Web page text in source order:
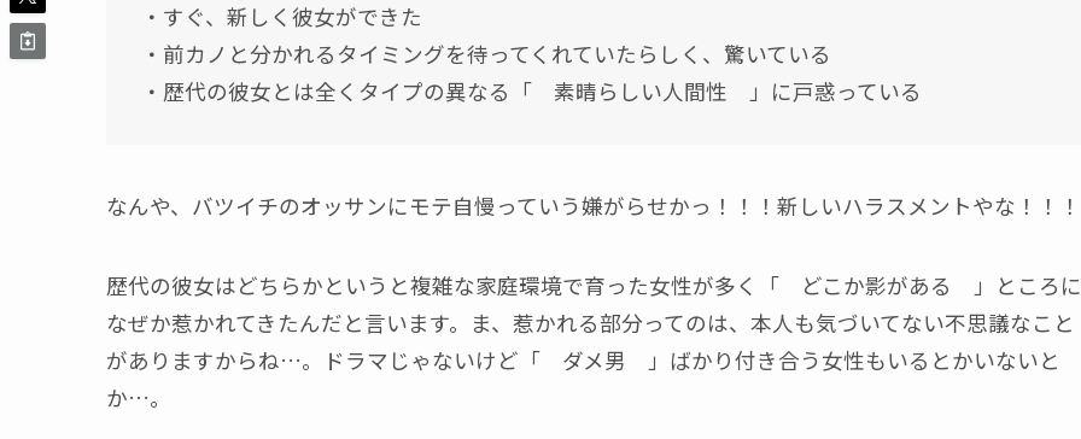
・すぐ、新しく彼女ができた
・前カノと分かれるタイミングを待ってくれていたらしく、驚いている
・歴代の彼女とは全くタイプの異なる「 素晴らしい人間性 」に戸惑っている
なんや、バツイチのオッサンにモテ自慢っていう嫌がらせかっ！！！新しいハラスメントやな！！！
歴代の彼女はどちらかというと複雑な家庭環境で育った女性が多く「 どこか影がある 」ところに
なぜか惹かれてきたんだと言います。ま、惹かれる部分ってのは、本人も気づいてない不思議なこと
がありますからね…。ドラマじゃないけど「 ダメ男 」ばかり付き合う女性もいるとかいないと
か…。